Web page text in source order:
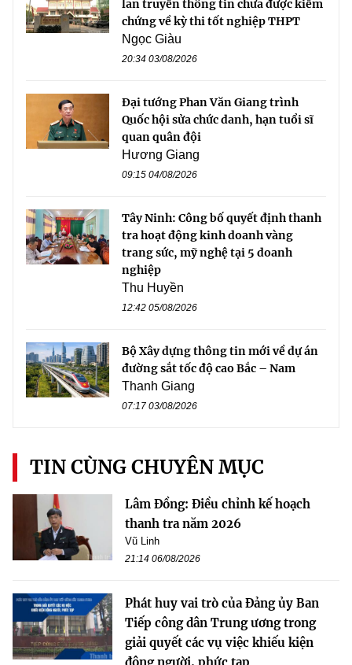
lan truyền thông tin chưa được kiểm
chứng về kỳ thi tốt nghiệp THPT
Ngọc Giàu
20:34 03/08/2026
Đại tướng Phan Văn Giang trình
Quốc hội sửa chức danh, hạn tuổi sĩ
quan quân đội
Hương Giang
09:15 04/08/2026
Tây Ninh: Công bố quyết định thanh
tra hoạt động kinh doanh vàng
trang sức, mỹ nghệ tại 5 doanh
nghiệp
Thu Huyền
12:42 05/08/2026
Bộ Xây dựng thông tin mới về dự án
đường sắt tốc độ cao Bắc – Nam
Thanh Giang
07:17 03/08/2026
TIN CÙNG CHUYÊN MỤC
Lâm Đồng: Điều chỉnh kế hoạch
thanh tra năm 2026
Vũ Linh
21:14 06/08/2026
Phát huy vai trò của Đảng ủy Ban
Tiếp công dân Trung ương trong
giải quyết các vụ việc khiếu kiện
đông người, phức tạp